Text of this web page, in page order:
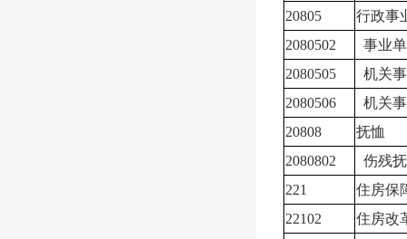
20805
行政事
2080502
事业
2080505
机关
2080506
机关
20808
抚恤
2080802
伤残
221
住房保
22102
住房改